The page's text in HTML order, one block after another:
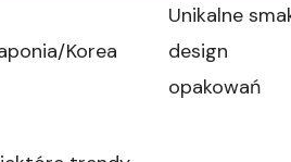
Korea
Unikalne
design
opakowań